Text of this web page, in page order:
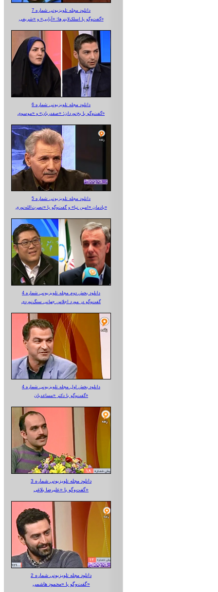
دانلود مجله تلویزیونی شماره 7
گفت‌وگو با اسلک‌لاینرها؛ «آبایی» و «شریفی»
دانلود مجله تلویزیونی شماره 6
گفت‌وگو با یخ‌نوردان؛ «صفدریان» و «موسوی»
دانلود مجله تلویزیونی شماره 5
یادمان «امین نیا» و گفت‌وگو با «نصرت‌الله‌نوری»
دانلود بخش دوم مجله تلویزیونی شماره 4
گفت‌وگو در مورد اجلاس جهانی سنگ‌نوردی
دانلود بخش اول مجله تلویزیونی شماره 4
گفت‌وگو با دکتر «مساعدیان»
دانلود مجله تلویزیونی شماره 3
گفت‌وگو با «علیرضا بلاغی»
دانلود مجله تلویزیونی شماره 2
گفت‌وگو با «محمود هاشمی»